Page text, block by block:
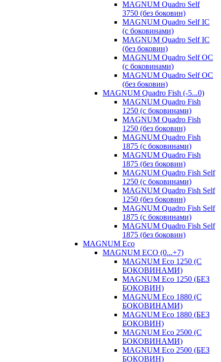
MAGNUM Quadro Self
3750 (без боковин)
MAGNUM Quadro Self IC
(с боковинами)
MAGNUM Quadro Self IC
(без боковин)
MAGNUM Quadro Self OC
(с боковинами)
MAGNUM Quadro Self OC
(без боковин)
MAGNUM Quadro Fish (-5...0)
MAGNUM Quadro Fish
1250 (с боковинами)
MAGNUM Quadro Fish
1250 (без боковин)
MAGNUM Quadro Fish
1875 (с боковинами)
MAGNUM Quadro Fish
1875 (без боковин)
MAGNUM Quadro Fish Self
1250 (с боковинами)
MAGNUM Quadro Fish Self
1250 (без боковин)
MAGNUM Quadro Fish Self
1875 (с боковинами)
MAGNUM Quadro Fish Self
1875 (без боковин)
MAGNUM Eco
MAGNUM ECO (0...+7)
MAGNUM Eco 1250 (С
БОКОВИНАМИ)
MAGNUM Eco 1250 (БЕЗ
БОКОВИН)
MAGNUM Eco 1880 (С
БОКОВИНАМИ)
MAGNUM Eco 1880 (БЕЗ
БОКОВИН)
MAGNUM Eco 2500 (С
БОКОВИНАМИ)
MAGNUM Eco 2500 (БЕЗ
БОКОВИН)